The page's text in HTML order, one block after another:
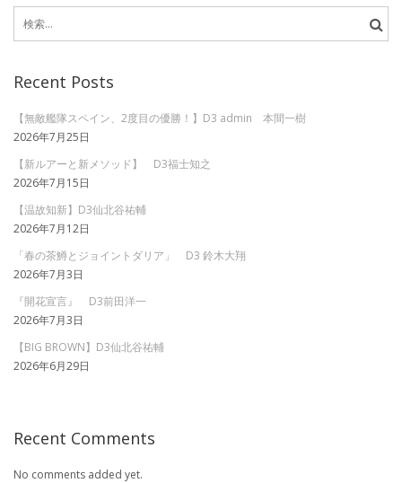
索:
Recent Posts
【無敵艦隊スペイン、2度目の優勝！】D3 admin 本間一樹
2026年7月25日
【新ルアーと新メソッド】 D3福士知之
2026年7月15日
【温故知新】D3仙北谷祐輔
2026年7月12日
「春の茶鱒とジョイントダリア」 D3 鈴木大翔
2026年7月3日
『開花宣言』 D3前田洋一
2026年7月3日
【BIG BROWN】D3仙北谷祐輔
2026年6月29日
Recent Comments
No comments added yet.